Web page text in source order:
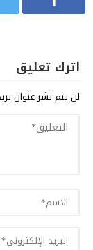
اترك تعليق
لن يتم نشر عنوان